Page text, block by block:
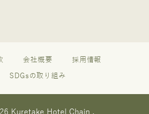
会社概要 採用情報
SDGsの取り組み
Kuretake Hotel Chain .